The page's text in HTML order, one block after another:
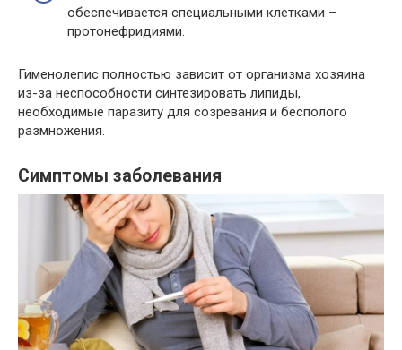
обеспечивается специальными клетками –
протонефридиями.
Гименолепис полностью зависит от организма хозяина
из-за неспособности синтезировать липиды,
необходимые паразиту для созревания и бесполого
размножения.
Симптомы заболевания